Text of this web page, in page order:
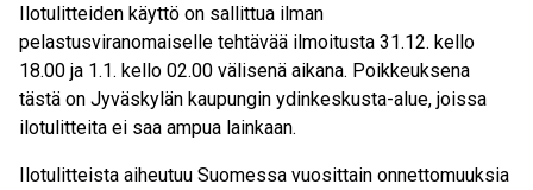
Ilotulitteiden käyttö on sallittua ilman
pelastusviranomaiselle tehtävää ilmoitusta 31.12. kello
18.00 ja 1.1. kello 02.00 välisenä aikana. Poikkeuksena
tästä on Jyväskylän kaupungin ydinkeskusta-alue, joissa
ilotulitteita ei saa ampua lainkaan.
Ilotulitteista aiheutuu Suomessa vuosittain onnettomuuksia